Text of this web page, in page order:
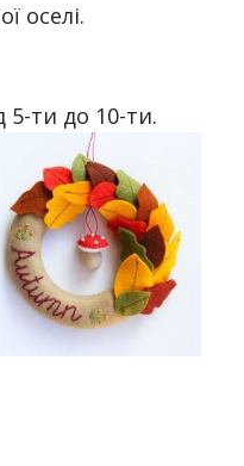
оселі.
5-ти до 10-ти.